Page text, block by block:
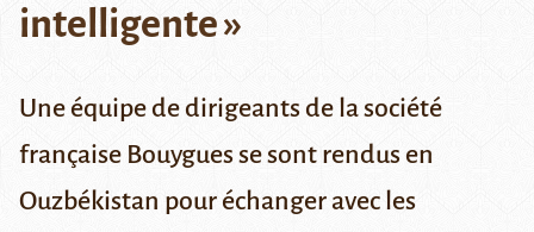
intelligente »
Une équipe de dirigeants de la société
française Bouygues se sont rendus en
Ouzbékistan pour échanger avec les